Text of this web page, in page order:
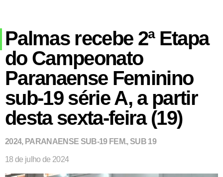
Palmas recebe 2ª Etapa
do Campeonato
Paranaense Feminino
sub-19 série A, a partir
desta sexta-feira (19)
2024, PARANAENSE SUB-19 FEM.,SUB 19
18 de julho de 2024